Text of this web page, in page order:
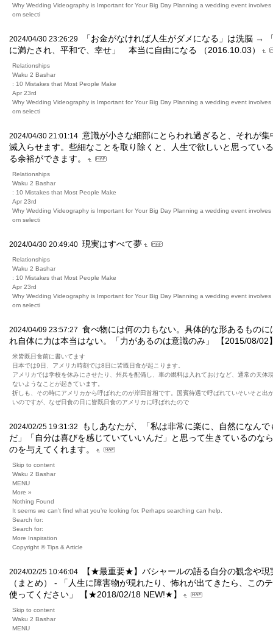
Why Wedding Videography is Important for Your Big Day Planning a wedding event
om selecti
2024/04/30 23:26:29
「お金がなければ人生がダメになる」は洗脳 →
に満たされ、平和で、幸せ」 本当に自由になる （2016.10.03）
Relationships
Waku 2 Bashar
: 10 Mistakes that Most People Make
Apr 23rd
Why Wedding Videography is Important for Your Big Day Planning a wedding event
om selecti
2024/04/30 21:01:14 意識が小さな細部にとらわれ過ぎると、それが
滅入らせます。些細なことを取り除くと、人生で欲しいと思ってい
る余裕ができます。
Relationships
Waku 2 Bashar
: 10 Mistakes that Most People Make
Apr 23rd
Why Wedding Videography is Important for Your Big Day Planning a wedding event
om selecti
2024/04/30 20:49:40 現実はすべて夢
Relationships
Waku 2 Bashar
: 10 Mistakes that Most People Make
Apr 23rd
Why Wedding Videography is Important for Your Big Day Planning a wedding event
om selecti
2024/04/09 23:57:27
食べ物には何の力もない。具体的な形あるもの
れ自体に力は本当はない。「力があるのは意識のみ」 【2015/08/02
米皆既日食前に書いてます
日本では9日、アメリカ時刻では8日に皆既日食が起こります。
アメリカでは学校を休みにさせたり、州兵を配備し、車の燃料は入れておけなど、通常の天体
ないようなことが起きています。
折しも、その時にアメリカから呼ばれたのが岸田首相です。国賓待遇で呼ばれていそいそと出
いのですが、なぜ日食の日に皆既日食のアメリカに呼ばれたので
2024/02/25 19:31:32
もしあなたが、「私は非常に楽に、自然になん
だ」「自分は喜びを感じていていいんだ」と思って生きているのな
のを与えてくれます。
Skip to content
Waku 2 Bashar
MENU
More »
Nothing Found
It seems we can’t find what you’re looking for. Perhaps searching can help.
Search for:
Search for:
More Inspiration
Copyright © Tips & Article
2024/02/25 10:46:04
【★最重要★】バシャールの語る自分の観念や現
（まとめ） - 「人生に障害物が現れたり、怖れが出てきたら、この
使ってください」 【★2018/02/18 NEW!★】
Skip to content
Waku 2 Bashar
MENU